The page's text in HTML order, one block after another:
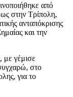
από
στην Τρίπολη,
ανταπόκρισης
και την
με γέμισε
στο
για το